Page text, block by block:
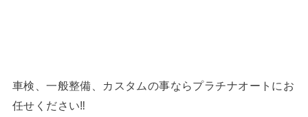
車検、一般整備、カスタムの事ならプラチナオートにお
任せください‼︎